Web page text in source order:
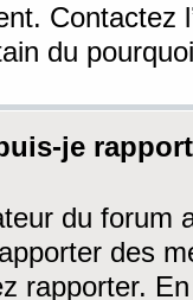
Contactez
du
je
du forum
des
rapporter.